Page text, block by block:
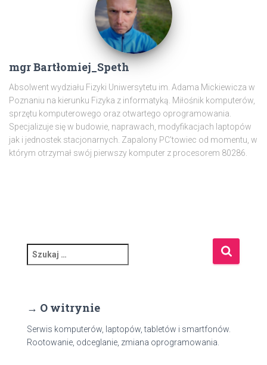
mgr Bartłomiej_Speth
Absolwent wydziału Fizyki Uniwersytetu im. Adama Mickiewicza w
Poznaniu na kierunku Fizyka z informatyką. Miłośnik komputerów,
sprzętu komputerowego oraz otwartego oprogramowania.
Specjalizuje się w budowie, naprawach, modyfikacjach laptopów
jak i jednostek stacjonarnych. Zapalony PC'towiec od momentu, w
którym otrzymał swój pierwszy komputer z procesorem 80286.
z
:
→ O witrynie
Serwis komputerów, laptopów, tabletów i smartfonów.
Rootowanie, odceglanie, zmiana oprogramowania.